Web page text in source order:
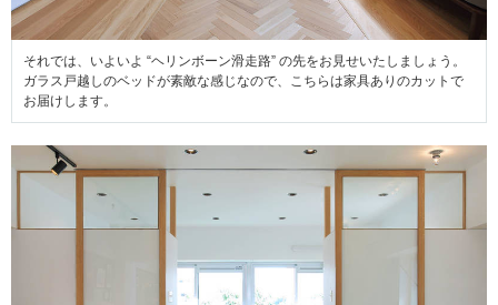
それでは、いよいよ “ヘリンボーン滑走路” の先をお見せいたしましょう。
ガラス戸越しのベッドが素敵な感じなので、こちらは家具ありのカットで
お届けします。